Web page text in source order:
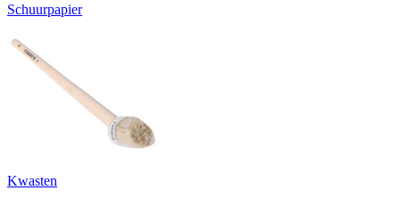
Schuurpapier
Kwasten